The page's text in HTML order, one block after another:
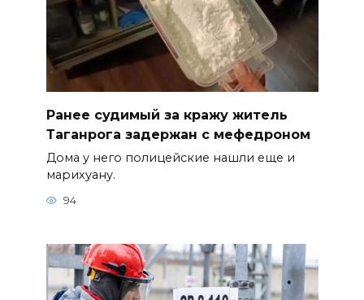
Ранее судимый за кражу житель
Таганрога задержан с мефедроном
Дома у него полицейские нашли еще и
марихуану.
94